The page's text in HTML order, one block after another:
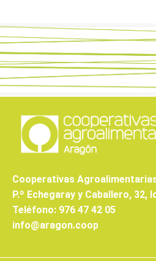
Cooperativas
P.º Echegaray y Caballero, 32,
Teléfono: 976 47 42 05
info@aragon.coop